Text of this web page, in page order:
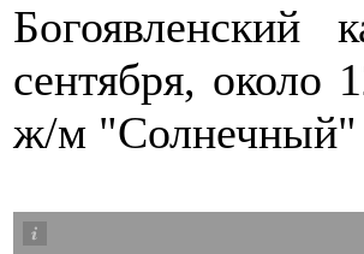
Богоявленский
сентября, около
ж/м "Солнечный"